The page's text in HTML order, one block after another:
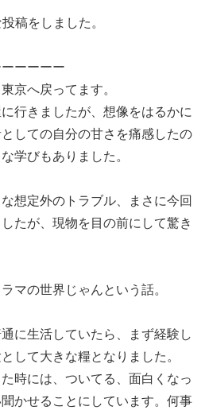
稿をしました。
ーーーー
京へ戻ってます。
行きましたが、想像をはるかに
しての自分の甘さを痛感したの
学びもありました。
想定外のトラブル、まさに今回
たが、現物を目の前にして驚き
マの世界じゃんという話。
に生活していたら、まず経験し
して大きな糧となりました。
時には、ついてる、面白くなっ
かせることにしています。何事